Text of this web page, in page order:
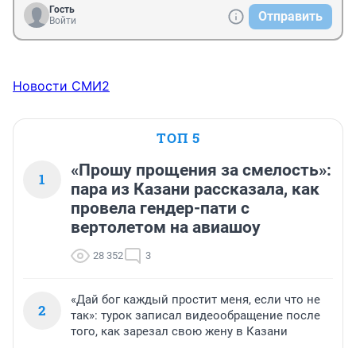
Гость
Войти
Отправить
Новости СМИ2
ТОП 5
1
«Прошу прощения за смелость»:
пара из Казани рассказала, как
провела гендер-пати с
вертолетом на авиашоу
28 352 3
2
«Дай бог каждый простит меня, если что не
так»: турок записал видеообращение после
того, как зарезал свою жену в Казани